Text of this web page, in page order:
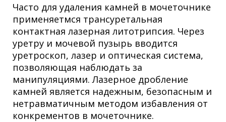
Часто для удаления камней в мочеточнике
применяетмся трансуретальная
контактная лазерная литотрипсия. Через
уретру и мочевой пузырь вводится
уретроскоп, лазер и оптическая система,
позволяющая наблюдать за
манипуляциями. Лазерное дробление
камней является надежным, безопасным и
нетравматичным методом избавления от
конкрементов в мочеточнике.